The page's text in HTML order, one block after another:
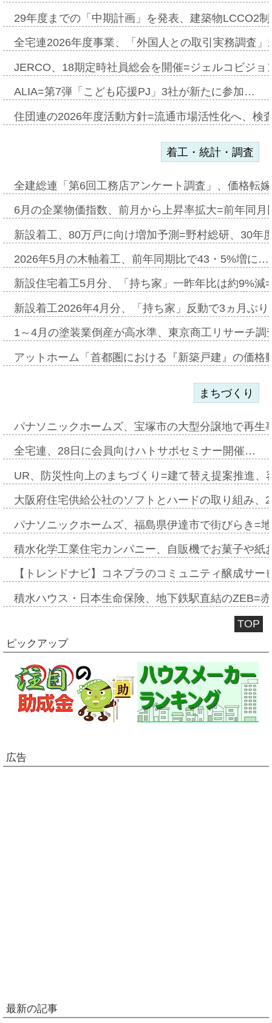
29年度までの「中期計画」を発表、建築物LCCO2
全宅連2026年度事業、「外国人との取引実務調査
JERCO、18期定時社員総会を開催=ジェルコビジ
ALIA=第7弾「こども応援PJ」3社が新たに参加…
住団連の2026年度活動方針=流通市場活性化へ、検
着工・統計・調査
全建総連「第6回工務店アンケート調査」、価格転
6月の企業物価指数、前月から上昇率拡大=前年同
新設着工、80万戸に向け増加予測=野村総研、30年
2026年5月の木軸着工、前年同期比で43・5%増に…
新設住宅着工5月分、「持ち家」一昨年比は約9%
新設着工2026年4月分、「持ち家」反動で3ヵ月ぶ
1～4月の塗装業倒産が高水準、東京商工リサーチ
アットホーム「首都圏における『新築戸建』の価
まちづくり
パナソニックホームズ、宝塚市の大型分譲地で再
全宅連、28日に会員向けハトサポセミナー開催…
UR、防災性向上のまちづくり=建て替え提案推進
大阪府住宅供給公社のソフトとハードの取り組み
パナソニックホームズ、福島県伊達市で街びらき=
積水化学工業住宅カンパニー、自販機でお菓子や
【トレンドナビ】コネプラのコミュニティ醸成サ
積水ハウス・日本生命保険、地下鉄駅直結のZEB=
TOP
ピックアップ
広告
最新の記事